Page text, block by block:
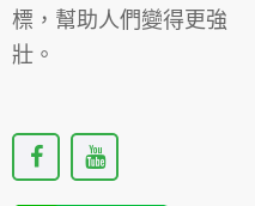
標，幫助人們變得更強
壯。
F
a
c
Y
o
u